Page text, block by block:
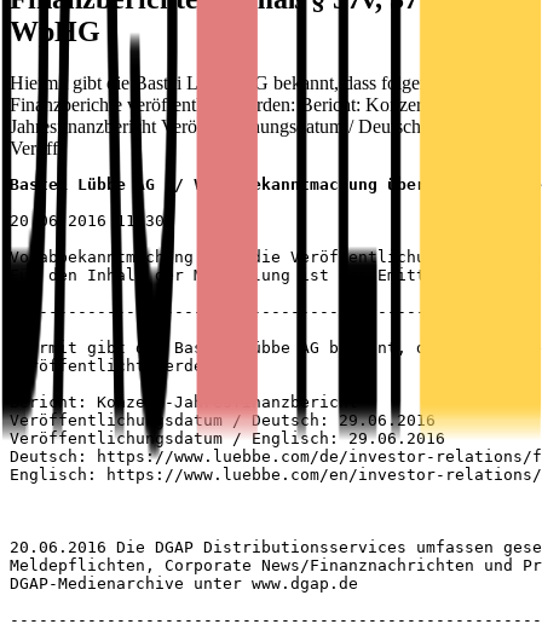
WpHG
Hiermit gibt die Bastei Lübbe AG bekannt, dass folgende
Finanzberichte veröffentlicht werden: Bericht: Konzern-
Jahresfinanzbericht Veröffentlichungsdatum / Deutsch: 29.06.2016
Veröff
Bastei Lübbe AG  / Vorabbekanntmachung über die
20.06.2016 11:30
Vorabbekanntmachung über die Veröffentlichung von
Für den Inhalt der Mitteilung ist der Emittent
Hiermit gibt die Bastei Lübbe AG bekannt, dass
veröffentlicht werden:
Bericht: Konzern-Jahresfinanzbericht
Veröffentlichungsdatum / Deutsch: 29.06.2016
Veröffentlichungsdatum / Englisch: 29.06.2016
Deutsch: https://www.luebbe.com/de/investor-relations/
Englisch: https://www.luebbe.com/en/investor-
20.06.2016 Die DGAP Distributionsservices umfassen
Meldepflichten, Corporate News/Finanznachrichten und
DGAP-Medienarchive unter www.dgap.de